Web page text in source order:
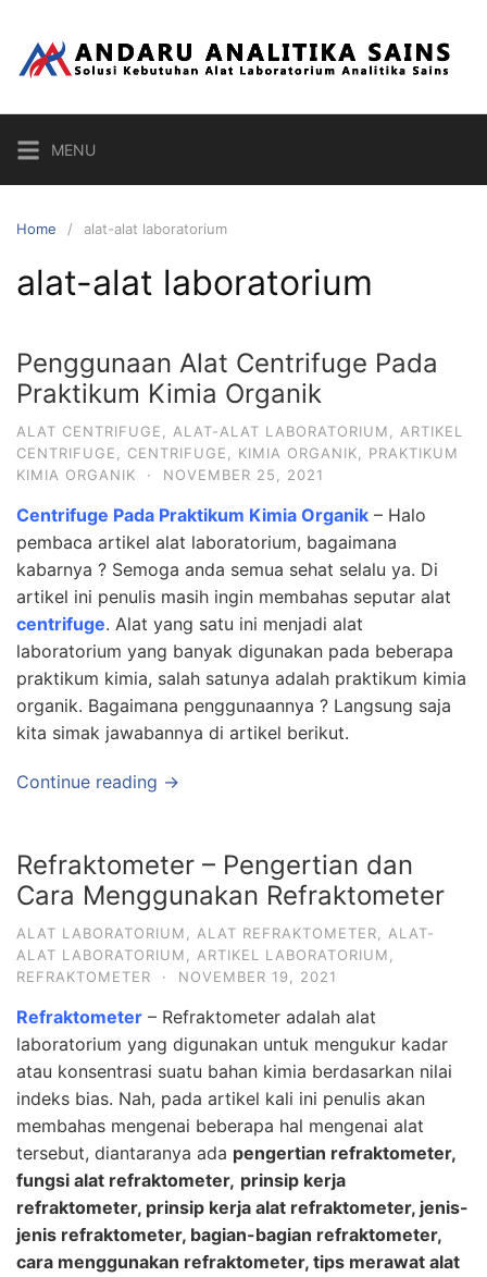
content
MENU
Home alat-alat laboratorium
alat-alat laboratorium
Penggunaan Alat Centrifuge Pada
Praktikum Kimia Organik
ALAT CENTRIFUGE ALAT-ALAT LABORATORIUM
ARTIKEL
CENTRIFUGE
CENTRIFUGE KIMIA ORGANIK
PRAKTIKUM
KIMIA ORGANIK
· NOVEMBER 25, 2021
Centrifuge Pada Praktikum Kimia Organik – Halo
pembaca artikel alat laboratorium, bagaimana
kabarnya ? Semoga anda semua sehat selalu ya. Di
artikel ini penulis masih ingin membahas seputar alat
centrifuge. Alat yang satu ini menjadi alat
laboratorium yang banyak digunakan pada beberapa
praktikum kimia, salah satunya adalah praktikum kimia
organik. Bagaimana penggunaannya ? Langsung saja
kita simak jawabannya di artikel berikut.
Continue reading →
Refraktometer – Pengertian dan
Cara Menggunakan Refraktometer
ALAT LABORATORIUM ALAT REFRAKTOMETER
ALAT-
ALAT LABORATORIUM
ARTIKEL LABORATORIUM
REFRAKTOMETER
· NOVEMBER 19, 2021
Refraktometer – Refraktometer adalah alat
laboratorium yang digunakan untuk mengukur kadar
atau konsentrasi suatu bahan kimia berdasarkan nilai
indeks bias. Nah, pada artikel kali ini penulis akan
membahas mengenai beberapa hal mengenai alat
tersebut, diantaranya ada pengertian refraktometer,
fungsi alat refraktometer, prinsip kerja
refraktometer, prinsip kerja alat refraktometer, jenis-
jenis refraktometer, bagian-bagian refraktometer,
cara menggunakan refraktometer, tips merawat alat